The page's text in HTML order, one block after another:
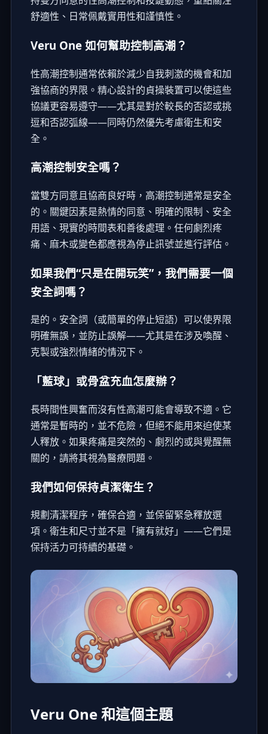
舒適性、日常佩戴實用性和謹慎性。
Veru One 如何幫助控制高潮？
性高潮控制通常依賴於減少自我刺激的機會和加
強協商的界限。精心設計的貞操裝置可以使這些
協議更容易遵守——尤其是對於較長的否認或挑
逗和否認弧線——同時仍然優先考慮衛生和安
全。
高潮控制安全嗎？
當雙方同意且協商良好時，高潮控制通常是安全
的。關鍵因素是熱情的同意、明確的限制、安全
用語、現實的時間表和善後處理。任何劇烈疼
痛、麻木或變色都應視為停止訊號並進行評估。
如果我們“只是在開玩笑”，我們需要一個
安全詞嗎？
是的。安全詞（或簡單的停止短語）可以使界限
明確無誤，並防止誤解——尤其是在涉及喚醒、
克製或強烈情緒的情況下。
「藍球」或骨盆充血怎麼辦？
長時間性興奮而沒有性高潮可能會導致不適。它
通常是暫時的，並不危險，但絕不能用來迫使某
人釋放。如果疼痛是突然的、劇烈的或與覺醒無
關的，請將其視為醫療問題。
我們如何保持貞潔衛生？
規劃清潔程序，確保合適，並保留緊急釋放選
項。衛生和尺寸並不是「擁有就好」——它們是
保持活力可持續的基礎。
Veru One 和這個主題